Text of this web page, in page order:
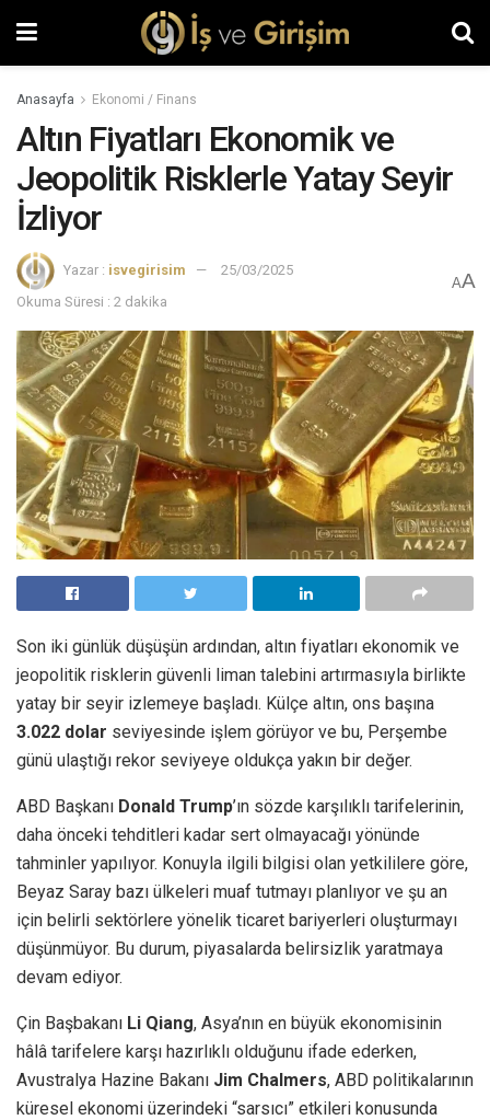
Anasayfa Ekonomi / Finans
Altın Fiyatları Ekonomik ve
Jeopolitik Risklerle Yatay Seyir
İzliyor
Yazar : isvegirisim
25/03/2025
Okuma Süresi : 2 dakika
AA
Son iki günlük düşüşün ardından, altın fiyatları ekonomik ve
jeopolitik risklerin güvenli liman talebini artırmasıyla birlikte
yatay bir seyir izlemeye başladı. Külçe altın, ons başına
3.022 dolar seviyesinde işlem görüyor ve bu, Perşembe
günü ulaştığı rekor seviyeye oldukça yakın bir değer.
ABD Başkanı Donald Trump’ın sözde karşılıklı tarifelerinin,
daha önceki tehditleri kadar sert olmayacağı yönünde
tahminler yapılıyor. Konuyla ilgili bilgisi olan yetkililere göre,
Beyaz Saray bazı ülkeleri muaf tutmayı planlıyor ve şu an
için belirli sektörlere yönelik ticaret bariyerleri oluşturmayı
düşünmüyor. Bu durum, piyasalarda belirsizlik yaratmaya
devam ediyor.
Çin Başbakanı Li Qiang, Asya’nın en büyük ekonomisinin
hâlâ tarifelere karşı hazırlıklı olduğunu ifade ederken,
Avustralya Hazine Bakanı Jim Chalmers, ABD politikalarının
küresel ekonomi üzerindeki “sarsıcı” etkileri konusunda